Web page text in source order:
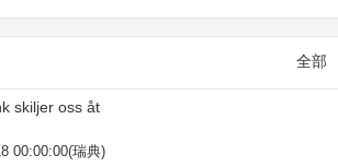
全部
skiljer oss åt
00:00:00(瑞典)